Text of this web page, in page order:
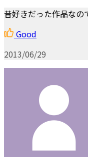
昔好きだった作品なの
Good
2013/06/29